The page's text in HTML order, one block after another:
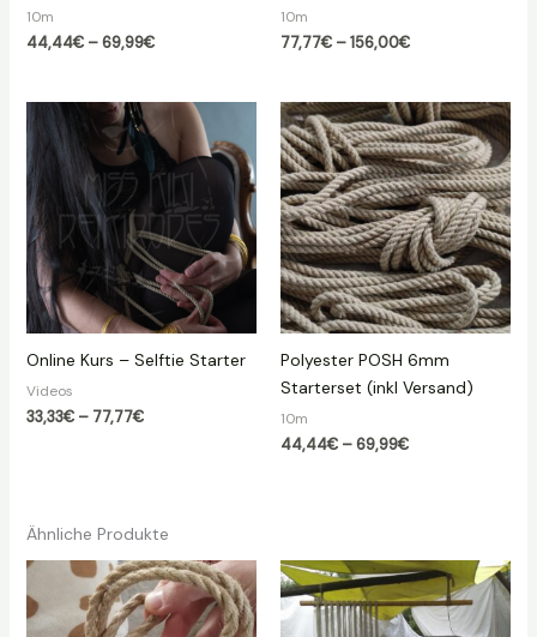
10m
44,44€ –69,99€Preisspanne:
69,99€
10m
77,77€ –156,00€Preisspanne:
156,00€
Online Kurs – Selftie Starter
Videos
33,33€ – 77,77€Preisspanne:
Polyester POSH 6mm
Starterset (inkl Versand)
10m
44,44€ –69,99€Preisspanne:
Ähnliche Produkte